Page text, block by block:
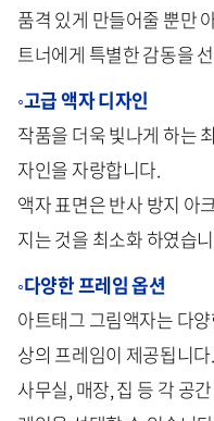
품격 있게 만들어줄 뿐만
트너에게 특별한 감동을
◦고급 액자 디자인
작품을 더욱 빛나게 하는
자인을 자랑합니다.
액자 표면은 반사 방지 아
지는 것을 최소화 하였습
◦다양한 프레임 옵션
아트태그 그림액자는 다
상의 프레임이 제공됩니다.
사무실, 매장, 집 등 각 공